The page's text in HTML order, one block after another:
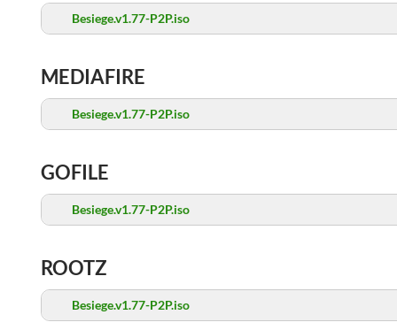
Besiege.v1.77-P2P.iso
MEDIAFIRE
Besiege.v1.77-P2P.iso
GOFILE
Besiege.v1.77-P2P.iso
ROOTZ
Besiege.v1.77-P2P.iso